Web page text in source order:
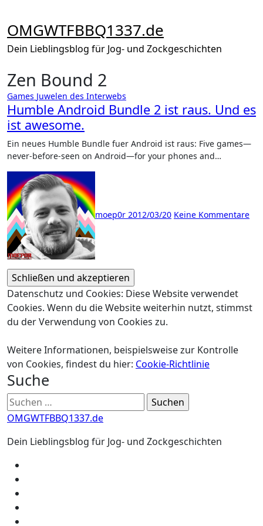
springen
OMGWTFBBQ1337.de
Dein Lieblingsblog für Jog- und Zockgeschichten
Zen Bound 2
Games Juwelen des Interwebs
Humble Android Bundle 2 ist raus. Und es
ist awesome.
Ein neues Humble Bundle fuer Android ist raus: Five games—
never-before-seen on Android—for your phones and…
moep0r 2012/03/20 Keine Kommentare
Datenschutz und Cookies: Diese Website verwendet
Cookies. Wenn du die Website weiterhin nutzt, stimmst
du der Verwendung von Cookies zu.
Weitere Informationen, beispielsweise zur Kontrolle
von Cookies, findest du hier: Cookie-Richtlinie
Suche
Suchen
nach:
OMGWTFBBQ1337.de
Dein Lieblingsblog für Jog- und Zockgeschichten